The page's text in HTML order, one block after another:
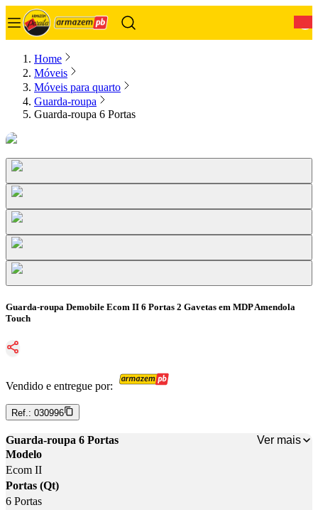
Home
Móveis
Móveis para quarto
Guarda-roupa
Guarda-roupa 6 Portas
Guarda-roupa Demobile Ecom II 6 Portas 2 Gavetas em MDP Amendola
Touch
Vendido e entregue por:
Ref.: 030996
Guarda-roupa 6 Portas
Ver mais
Modelo
Ecom II
Portas (Qt)
6 Portas